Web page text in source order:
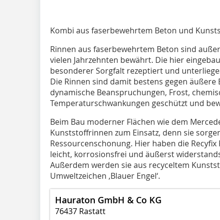
Kombi aus faserbewehrtem Beton und
Rinnen aus faserbewehrtem Beton sind
vielen Jahrzehnten bewährt. Die hier
besonderer Sorgfalt rezeptiert und
Die Rinnen sind damit bestens gegen
dynamische Beanspruchungen, Frost,
Temperaturschwankungen geschützt und
Beim Bau moderner Flächen wie dem
Kunststoffrinnen zum Einsatz, denn sie
Ressourcenschonung. Hier haben die
leicht, korrosionsfrei und äußerst
Außerdem werden sie aus recyceltem
Umweltzeichen ‚Blauer Engel‘.
Hauraton GmbH & Co KG
76437 Rastatt